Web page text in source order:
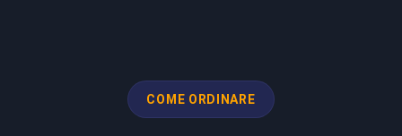
COME ORDINARE